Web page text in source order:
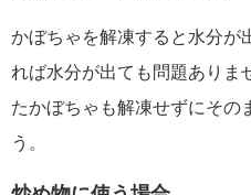
かぼちゃを解凍すると水分が
れば水分が出ても問題ありま
たかぼちゃも解凍せずにその
う。